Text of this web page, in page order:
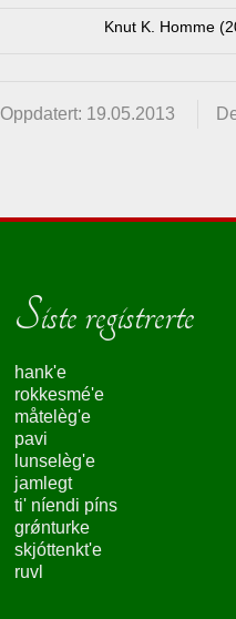
Knut K. Homme
Oppdatert: 19.05.2013
Siste registrerte
hank'e
rokkesmé'e
måtelèg'e
pavi
lunselèg'e
jamlegt
ti' níendi píns
grǿnturke
skjóttenkt'e
ruvl